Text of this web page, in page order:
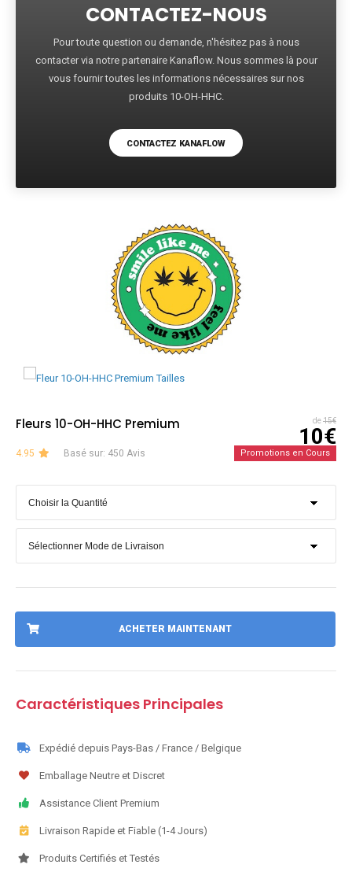
CONTACTEZ-NOUS
Pour toute question ou demande, n'hésitez pas à nous
contacter via notre partenaire Kanaflow. Nous sommes là pour
vous fournir toutes les informations nécessaires sur nos
produits 10-OH-HHC.
CONTACTEZ KANAFLOW
Fleurs 10-OH-HHC Premium de15€
10€
4.95 Basé sur: 450 Avis Promotions en Cours
ACHETER MAINTENANT
Caractéristiques Principales
Expédié depuis Pays-Bas / France / Belgique
Emballage Neutre et Discret
Assistance Client Premium
Livraison Rapide et Fiable (1-4 Jours)
Produits Certifiés et Testés